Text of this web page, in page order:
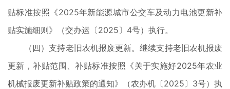
贴标准按照《2025年新能源城市公交车及动力电池更新补
贴实施细则》（交办运〔2025〕4号）执行。
（四）支持老旧农机报废更新。继续支持老旧农机报废
更新，补贴范围、补贴标准按照《关于实施好2025年农业
机械报废更新补贴政策的通知》（农办机〔2025〕3号）执